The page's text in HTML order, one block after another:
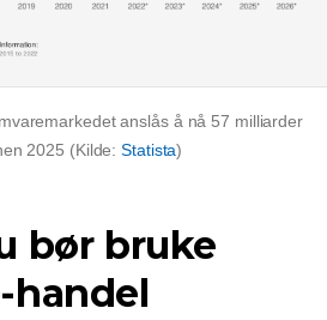
anslås å nå 57 milliarder
2025 (Kilde:Statista)
bør bruke
handel